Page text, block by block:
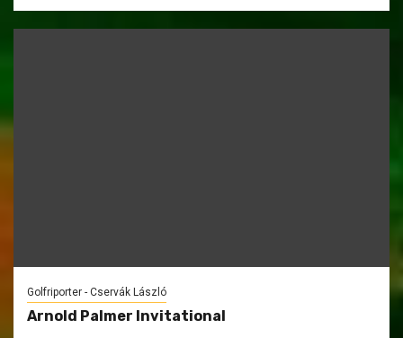
Golfriporter - Cservák László
Arnold Palmer Invitational